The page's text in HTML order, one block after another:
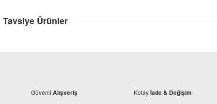
Tavsiye Ürünler
Güvenli Alışveriş Kolayİade & Değişim